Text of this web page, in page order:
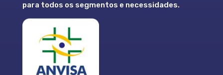
para todos os segmentos e necessidades.